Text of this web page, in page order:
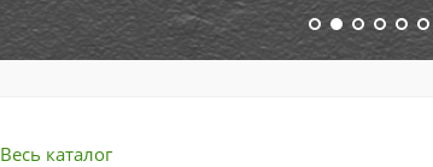
Весь каталог